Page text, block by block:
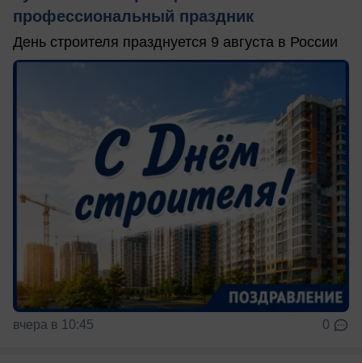
профессиональный праздник
День строителя празднуется 9 августа в России
вчера в 10:45 0